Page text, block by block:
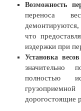
Возможность
переноса
что
издержки при
Установка
значительно
полностью
дорогостоящие